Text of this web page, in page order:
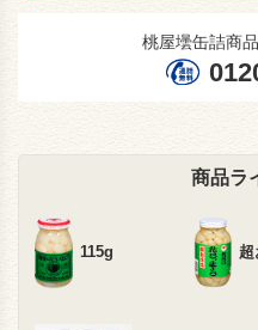
桃屋壜缶詰商
商品ラ
115g 超